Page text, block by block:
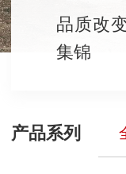
品质改
集锦
产品系列